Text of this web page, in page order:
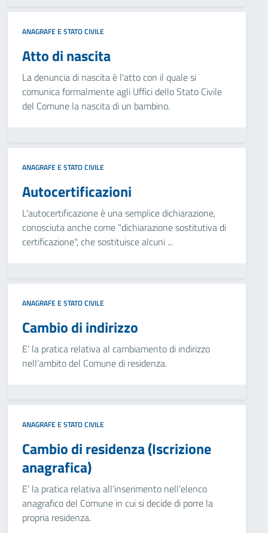
ANAGRAFE E STATO CIVILE
Atto di nascita
La denuncia di nascita è l'atto con il quale si
comunica formalmente agli Uffici dello Stato Civile
del Comune la nascita di un bambino.
ANAGRAFE E STATO CIVILE
Autocertificazioni
L'autocertificazione è una semplice dichiarazione,
conosciuta anche come "dichiarazione sostitutiva di
certificazione", che sostituisce alcuni ...
ANAGRAFE E STATO CIVILE
Cambio di indirizzo
E’ la pratica relativa al cambiamento di indirizzo
nell’ambito del Comune di residenza.
ANAGRAFE E STATO CIVILE
Cambio di residenza (Iscrizione
anagrafica)
E’ la pratica relativa all’inserimento nell’elenco
anagrafico del Comune in cui si decide di porre la
propria residenza.